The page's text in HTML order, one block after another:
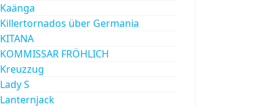
Kaänga
Killertornados über Germania
KITANA
KOMMISSAR FRÖHLICH
Kreuzzug
Lady S
Lanternjack